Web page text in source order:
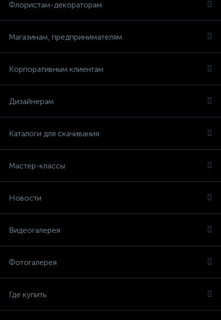
Флористам-декораторам
Магазинам, предпринимателям
Корпоративным клиентам
Дизайнерам
Каталоги для скачивания
Мастер-классы
Новости
Видеогалерея
Фотогалерея
Где купить